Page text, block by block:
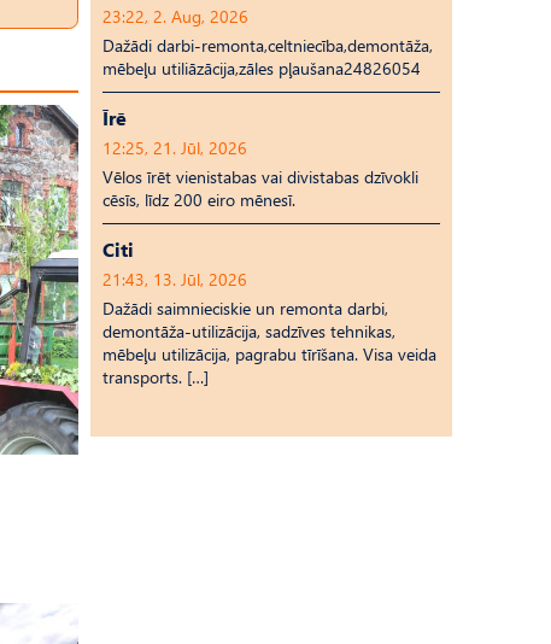
23:22, 2. Aug, 2026
Dažādi darbi-remonta,celtniecība,demontāža,
mēbeļu utiliāzācija,zāles pļaušana24826054
Īrē
12:25, 21. Jūl, 2026
Vēlos īrēt vienistabas vai divistabas dzīvokli
cēsīs, līdz 200 eiro mēnesī.
Citi
21:43, 13. Jūl, 2026
Dažādi saimnieciskie un remonta darbi,
demontāža-utilizācija, sadzīves tehnikas,
mēbeļu utilizācija, pagrabu tīrīšana. Visa veida
transports. […]